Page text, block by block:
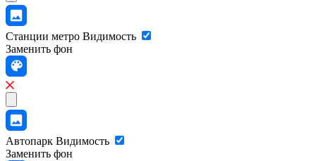
Станции метро Видимость
Заменить фон
Автопарк Видимость
Заменить фон